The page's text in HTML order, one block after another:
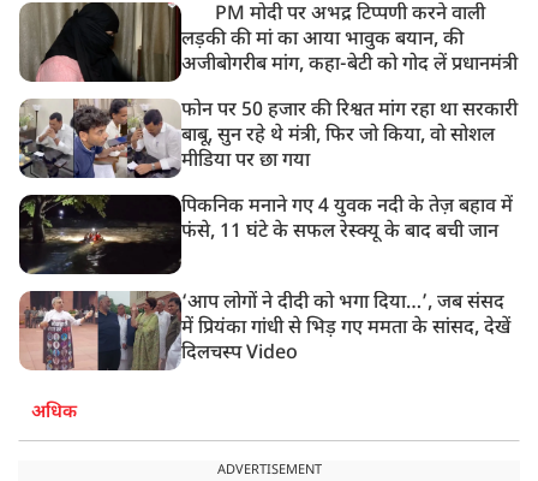
PM मोदी पर अभद्र टिप्पणी करने वाली
लड़की की मां का आया भावुक बयान, की
अजीबोगरीब मांग, कहा-बेटी को गोद लें प्रधानमंत्री
फोन पर 50 हजार की रिश्वत मांग रहा था सरकारी
बाबू, सुन रहे थे मंत्री, फिर जो किया, वो सोशल
मीडिया पर छा गया
पिकनिक मनाने गए 4 युवक नदी के तेज़ बहाव में
फंसे, 11 घंटे के सफल रेस्क्यू के बाद बची जान
‘आप लोगों ने दीदी को भगा दिया…’, जब संसद
में प्रियंका गांधी से भिड़ गए ममता के सांसद, देखें
दिलचस्प Video
अधिक
ADVERTISEMENT